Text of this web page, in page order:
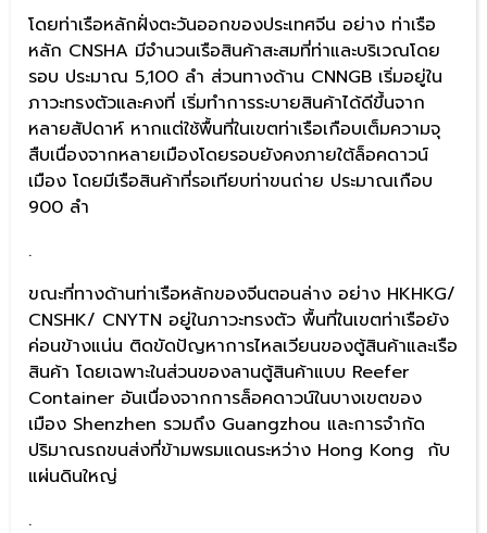
โดยท่าเรือหลักฝั่งตะวันออกของประเทศจีน อย่าง ท่าเรือ
หลัก CNSHA มีจำนวนเรือสินค้าสะสมที่ท่าและบริเวณโดย
รอบ ประมาณ 5,100 ลำ ส่วนทางด้าน CNNGB เริ่มอยู่ใน
ภาวะทรงตัวและคงที่ เริ่มทำการระบายสินค้าได้ดีขึ้นจาก
หลายสัปดาห์ หากแต่ใช้พื้นที่ในเขตท่าเรือเกือบเต็มความจุ
สืบเนื่องจากหลายเมืองโดยรอบยังคงภายใต้ล็อคดาวน์
เมือง โดยมีเรือสินค้าที่รอเทียบท่าขนถ่าย ประมาณเกือบ
900 ลำ
.
ขณะที่ทางด้านท่าเรือหลักของจีนตอนล่าง อย่าง HKHKG/
CNSHK/ CNYTN อยู่ในภาวะทรงตัว พื้นที่ในเขตท่าเรือยัง
ค่อนข้างแน่น ติดขัดปัญหาการไหลเวียนของตู้สินค้าและเรือ
สินค้า โดยเฉพาะในส่วนของลานตู้สินค้าแบบ Reefer
Container อันเนื่องจากการล็อคดาวน์ในบางเขตของ
เมือง Shenzhen รวมถึง Guangzhou และการจำกัด
ปริมาณรถขนส่งที่ข้ามพรมแดนระหว่าง Hong Kong กับ
แผ่นดินใหญ่
.